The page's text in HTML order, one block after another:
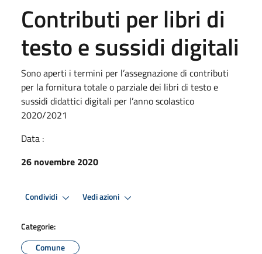
Contributi per libri di
testo e sussidi digitali
Sono aperti i termini per l’assegnazione di contributi
per la fornitura totale o parziale dei libri di testo e
sussidi didattici digitali per l’anno scolastico
2020/2021
Data :
26 novembre 2020
Condividi Vedi azioni
Categorie:
Comune